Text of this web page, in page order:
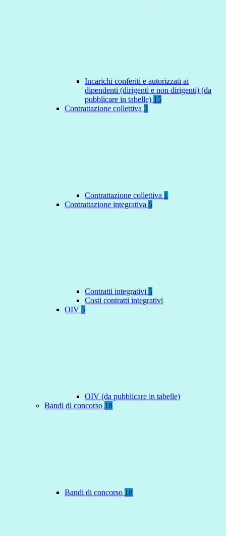
Incarichi conferiti e autorizzati ai
dipendenti (dirigenti e non dirigenti) (da
pubblicare in tabelle) 15
Contrattazione collettiva 3
Contrattazione collettiva 1
Contrattazione integrativa 6
Contratti integrativi 5
Costi contratti integrativi
OIV 5
OIV (da pubblicare in tabelle)
Bandi di concorso 18
Bandi di concorso 18